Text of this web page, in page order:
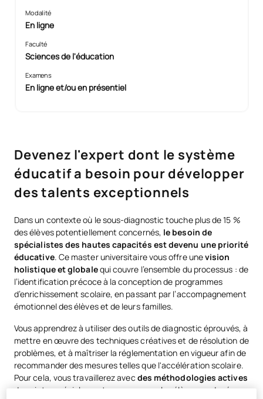
Modalité
En ligne
Faculté
Sciences de l'éducation
Examens
En ligne et/ou en présentiel
Devenez l'expert dont le système
éducatif a besoin pour développer
des talents exceptionnels
Dans un contexte où le sous-diagnostic touche plus de 15 %
des élèves potentiellement concernés, le besoin de
spécialistes des hautes capacités est devenu une priorité
éducative. Ce master universitaire vous offre unevision
holistique et globalequi couvre l’ensemble du processus : de
l’identification précoce à la conception de programmes
d’enrichissement scolaire, en passant par l’accompagnement
émotionnel des élèves et de leurs familles.
Vous apprendrez à utiliser des outils de diagnostic éprouvés, à
mettre en œuvre des techniques créatives et de résolution de
problèmes, et à maîtriser la réglementation en vigueur afin de
recommander des mesures telles que l'accélération scolaire.
Pour cela, vous travaillerez avec des méthodologies actives
de pointe, spécialement conçues pour les élèves surdoués :